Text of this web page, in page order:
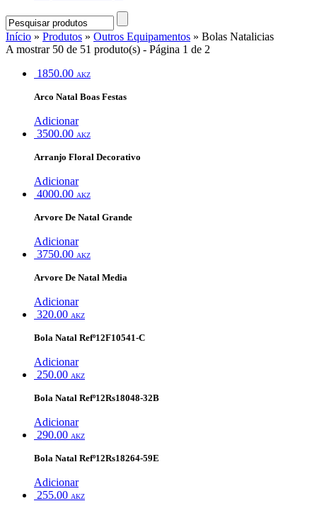
Início » Produtos » Outros Equipamentos » Bolas Natalicias
A mostrar 50 de 51 produto(s) - Página 1 de 2
1850.00 AKZ
Arco Natal Boas Festas
Adicionar
3500.00 AKZ
Arranjo Floral Decorativo
Adicionar
4000.00 AKZ
Arvore De Natal Grande
Adicionar
3750.00 AKZ
Arvore De Natal Media
Adicionar
320.00 AKZ
Bola Natal Refº12F10541-C
Adicionar
250.00 AKZ
Bola Natal Refº12Rs18048-32B
Adicionar
290.00 AKZ
Bola Natal Refº12Rs18264-59E
Adicionar
255.00 AKZ